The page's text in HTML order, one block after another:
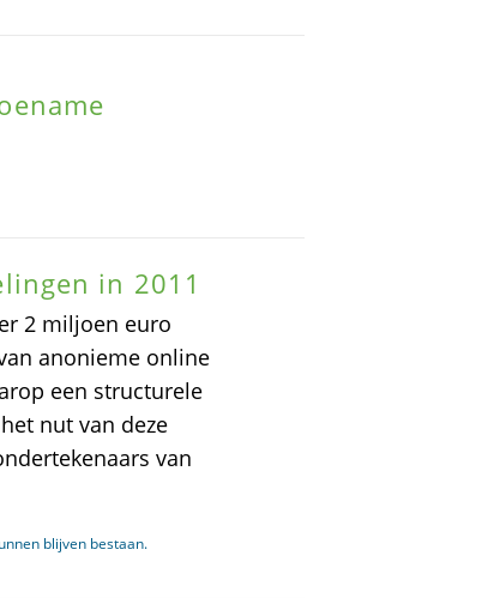
in 2011
2 miljoen euro
anonieme online
een structurele
nut van deze
van
blijven bestaan.